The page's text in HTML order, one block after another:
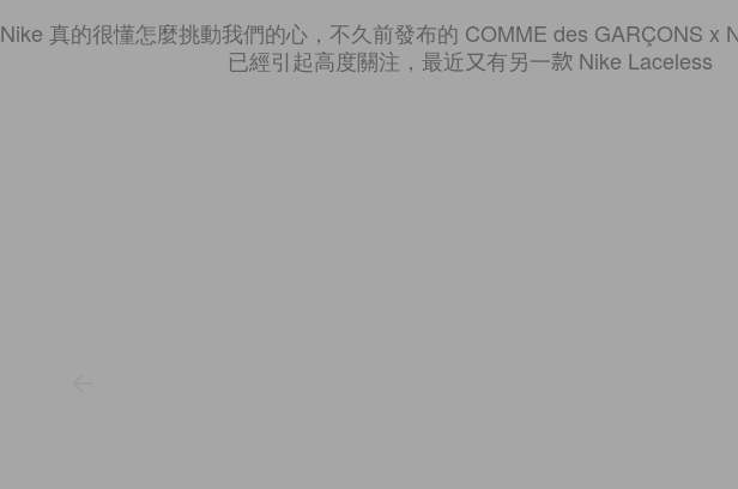
Nike 真的很懂怎麼挑動我們的心，不久前發布的 COMME des GARÇONS x
已經引起高度關注，最近又有另一款 Nike Laceless